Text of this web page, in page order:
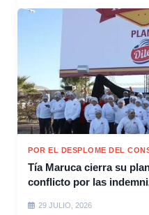
POR EL DESPLOME DEL
Tía Maruca cierra su
conflicto por las
29 JULIO, 2026